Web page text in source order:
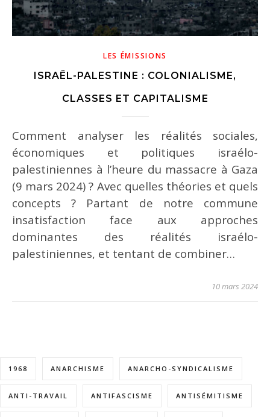
LES ÉMISSIONS
ISRAËL-PALESTINE : COLONIALISME,
CLASSES ET CAPITALISME
Comment analyser les réalités sociales,
économiques et politiques israélo-
palestiniennes à l’heure du massacre à Gaza
(9 mars 2024) ? Avec quelles théories et quels
concepts ? Partant de notre commune
insatisfaction face aux approches
dominantes des réalités israélo-
palestiniennes, et tentant de combiner…
10 mars 2024
1968 ANARCHISME ANARCHO-SYNDICALISME
ANTI-TRAVAIL ANTIFASCISME ANTISÉMITISME